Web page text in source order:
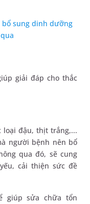
sung dinh dưỡng
giải đáp cho thắc
loại đậu, thịt trắng,...
người bệnh nên bổ
qua đó, sẽ cung
cải thiện sức đề
giúp sửa chữa tổn